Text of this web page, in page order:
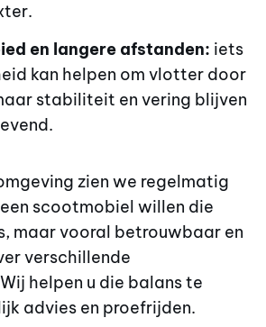
en langere afstanden: iets
kan helpen om vlotter door
stabiliteit en vering blijven
zien we regelmatig
scootmobiel willen die
maar vooral betrouwbaar en
verschillende
helpen u die balans te
advies en proefrijden.